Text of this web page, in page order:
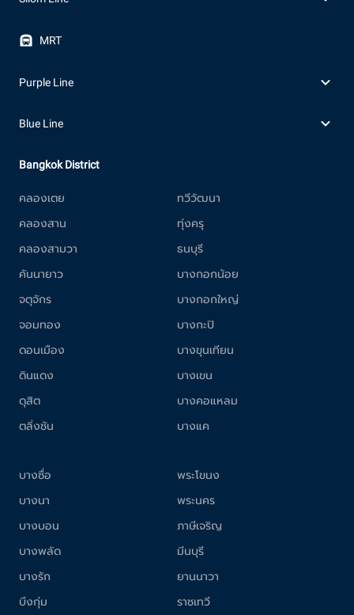
MRT
Purple Line
Blue Line
Bangkok District
คลองเตย
คลองสาน
คลองสามวา
คันนายาว
จตุจักร
จอมทอง
ดอนเมือง
ดินแดง
ดุสิต
ตลิ่งชัน
ทวีวัฒนา
ทุ่งครุ
ธนบุรี
บางกอกน้อย
บางกอกใหญ่
บางกะปิ
บางขุนเทียน
บางเขน
บางคอแหลม
บางแค
บางซื่อ
บางนา
บางบอน
บางพลัด
บางรัก
บึงกุ่ม
พระโขนง
พระนคร
ภาษีเจริญ
มีนบุรี
ยานนาวา
ราชเทวี